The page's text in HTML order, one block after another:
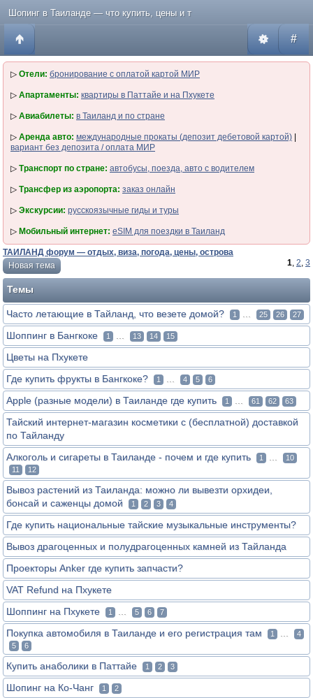
Шопинг в Таиланде — что купить, цены и т
#
▷ Отели: бронирование с оплатой картой МИР
▷ Апартаменты: квартиры в Паттайе и на Пхукете
▷ Авиабилеты: в Таиланд и по стране
▷ Аренда авто: международные прокаты (депозит дебетовой картой)
вариант без депозита / оплата МИР
▷ Транспорт по стране: автобусы, поезда, авто с водителем
▷ Трансфер из аэропорта: заказ онлайн
▷ Экскурсии: русскоязычные гиды и туры
▷ Мобильный интернет: eSIM для поездки в Таиланд
ТАИЛАНД форум — отдых, виза, погода, цены, острова
Новая тема
1, 2, 3
Темы
Часто летающие в Тайланд, что везете домой? 1 25 26 27
Шоппинг в Бангкоке 1 13 14 15
Цветы на Пхукете
Где купить фрукты в Бангкоке?
1 4 5 6
Apple (разные модели) в Таиланде где купить 1 61 62 63
Тайский интернет-магазин косметики с (бесплатной) доставкой
по Тайланду
Алкоголь и сигареты в Таиланде - почем и где купить
1
10
11
12
Вывоз растений из Таиланда: можно ли вывезти орхидеи,
бонсай и саженцы домой
1 2 3 4
Где купить национальные тайские музыкальные инструменты?
Вывоз драгоценных и полудрагоценных камней из Тайланда
Проекторы Anker где купить запчасти?
VAT Refund на Пхукете
Шоппинг на Пхукете
1 5 6 7
Покупка автомобиля в Таиланде и его регистрация там 1
4
5
6
Купить анаболики в Паттайе 1 2 3
Шопинг на Ко-Чанг 1 2